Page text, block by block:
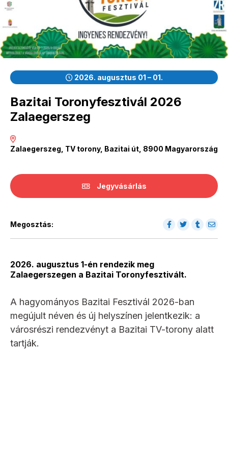
2026. augusztus 01 – 01.
Bazitai Toronyfesztivál 2026
Zalaegerszeg
Zalaegerszeg, TV torony, Bazitai út, 8900 Magyarország
Jegyvásárlás
Megosztás:
2026. augusztus 1-én rendezik meg
Zalaegerszegen a Bazitai Toronyfesztivált.
A hagyományos Bazitai Fesztivál 2026-ban
megújult néven és új helyszínen jelentkezik: a
városrészi rendezvényt a Bazitai TV-torony alatt
tartják.